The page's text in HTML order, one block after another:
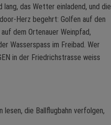
lang, das Wetter einladend, und die
Herz begehrt: Golfen auf den
dem Ortenauer Weinpfad,
Wasserspass im Freibad. Wer
in der Friedrichstrasse weiss
die Ballflugbahn verfolgen,